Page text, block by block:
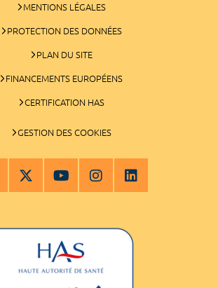
MENTIONS LÉGALES
PROTECTION DES DONNÉES
PLAN DU SITE
FINANCEMENTS EUROPÉENS
CERTIFICATION HAS
GESTION DES COOKIES